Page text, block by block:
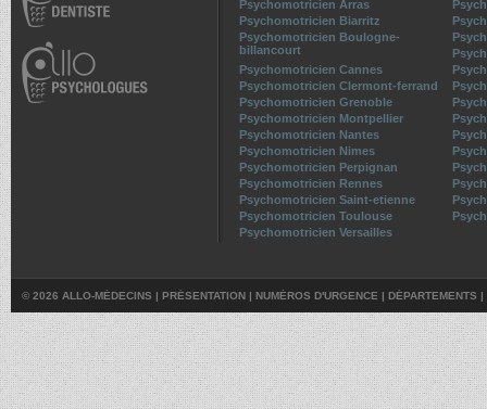
Psychomotricien Arras
Psychomotricien Biarritz
Psychomotricien Boulogne-
billancourt
Psychomotricien Cannes
Psychomotricien Clermont-ferrand
Psychomotricien Grenoble
Psychomotricien Montpellier
Psychomotricien Nantes
Psychomotricien Nimes
Psychomotricien Perpignan
Psychomotricien Rennes
Psychomotricien Saint-etienne
Psychomotricien Toulouse
Psychomotricien Versailles
© 2026 ALLO-MÉDECINS | PRÉSENTATION | NUMÉROS D'URGENCE | DÉPARTEMENTS |